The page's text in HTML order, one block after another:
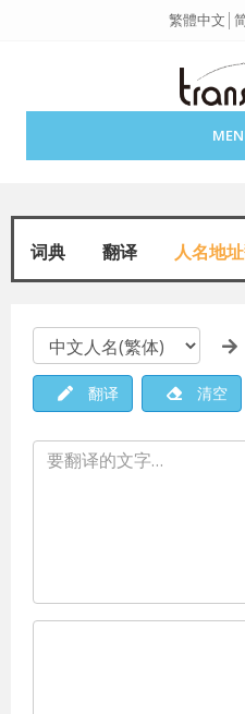
繁體中文
词典 翻译 人名地
翻译 清空